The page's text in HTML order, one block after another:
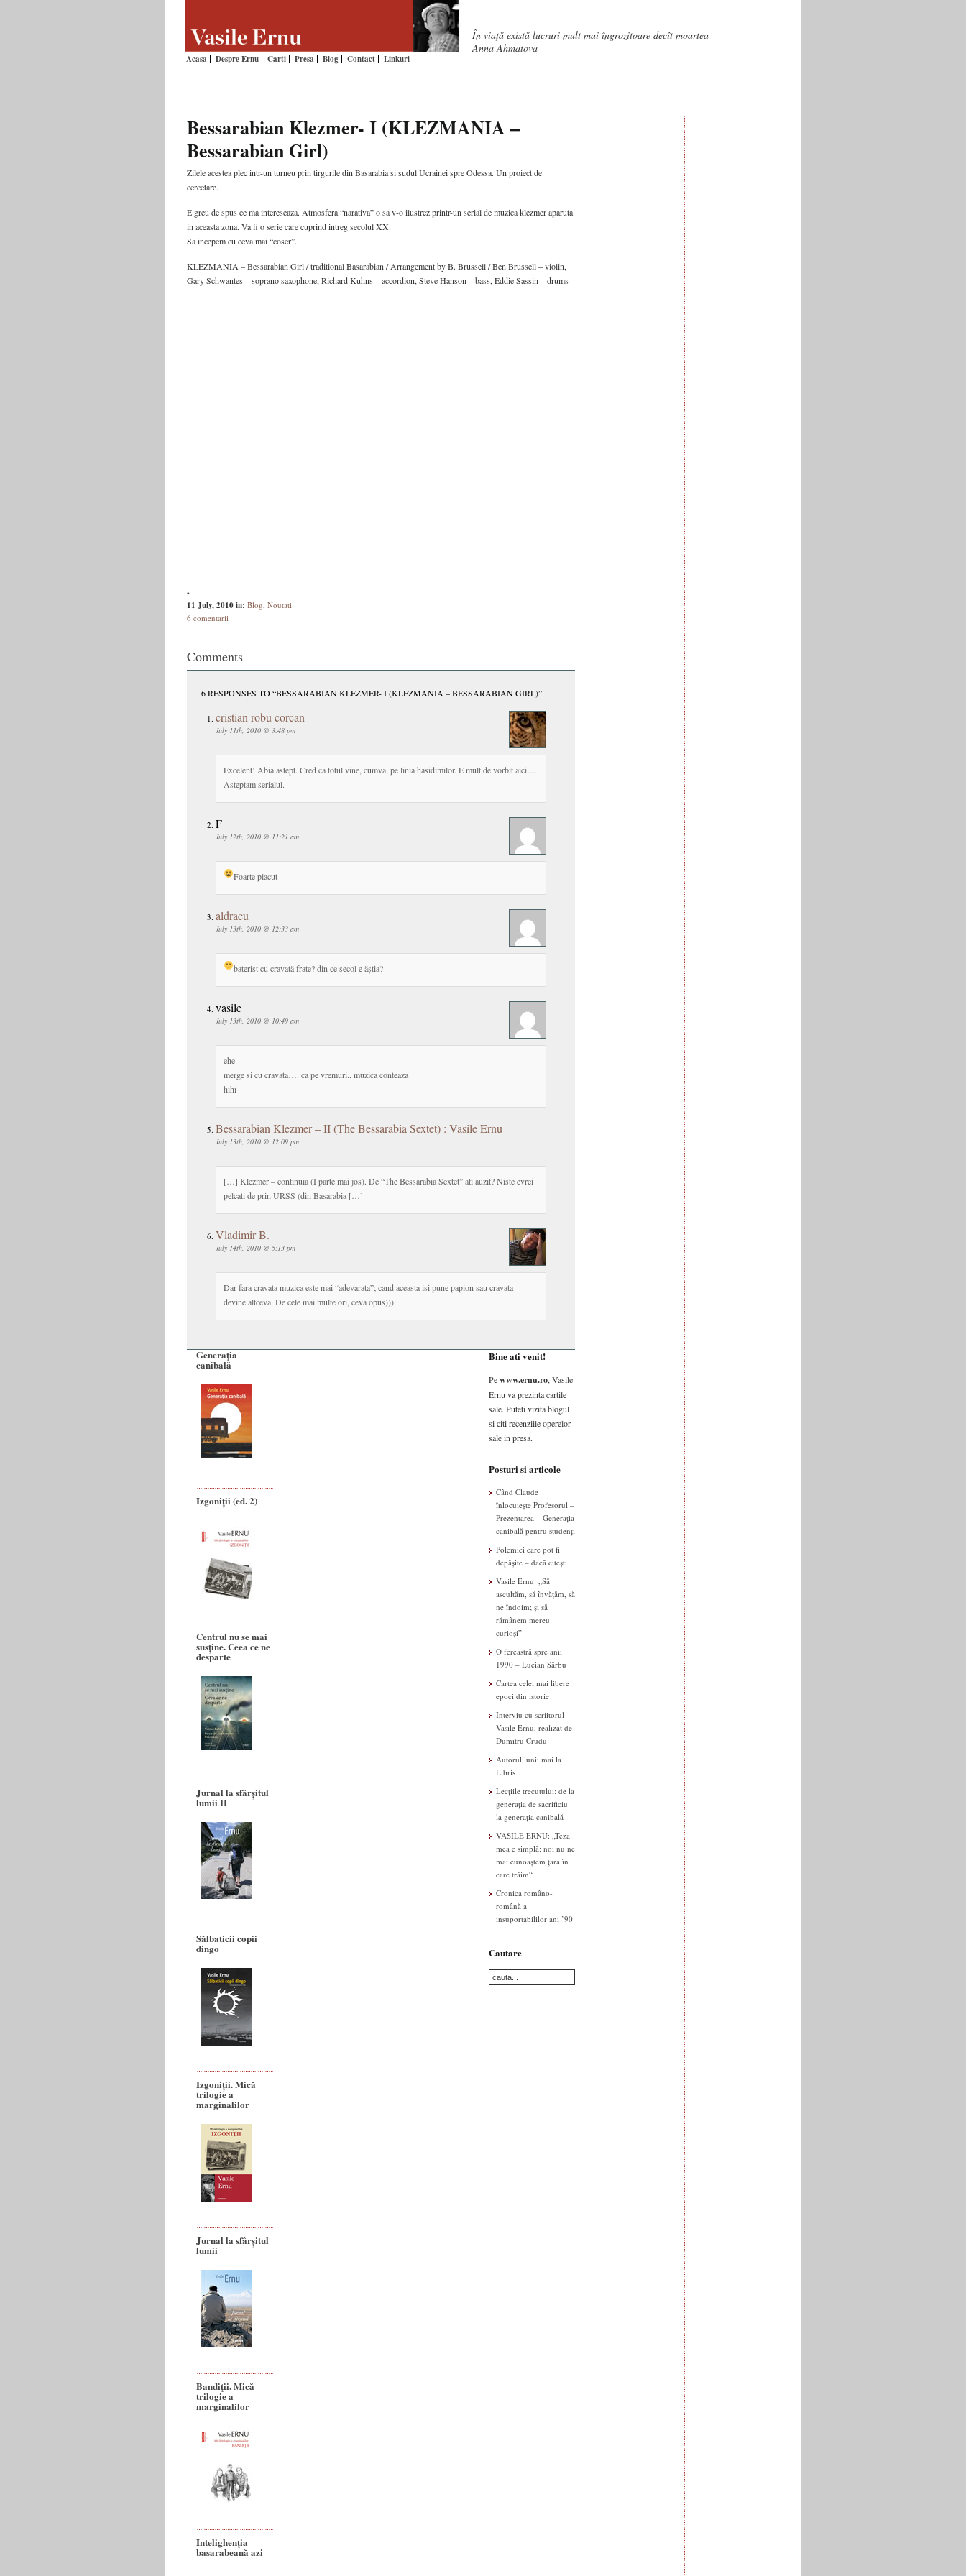
Acasa Despre Ernu Carti Presa Blog Contact Linkuri
În viaţă există lucruri mult mai îngrozitoare decît moartea
Anna Ahmatova
Bessarabian Klezmer- I (KLEZMANIA –
Bessarabian Girl)
Zilele acestea plec intr-un turneu prin tirgurile din Basarabia si sudul Ucrainei spre Odessa. Un proiect de
cercetare.
E greu de spus ce ma intereseaza. Atmosfera “narativa” o sa v-o ilustrez printr-un serial de muzica klezmer aparuta
in aceasta zona. Va fi o serie care cuprind intreg secolul XX.
Sa incepem cu ceva mai “coser”.
KLEZMANIA – Bessarabian Girl / traditional Basarabian / Arrangement by B. Brussell / Ben Brussell – violin,
Gary Schwantes – soprano saxophone, Richard Kuhns – accordion, Steve Hanson – bass, Eddie Sassin – drums
-
11 July, 2010in: Blog, Noutati
6 comentarii
Comments
6 RESPONSES TO “BESSARABIAN KLEZMER- I (KLEZMANIA – BESSARABIAN GIRL)”
cristian robu corcan
July 11th, 2010 @ 3:48 pm
Excelent! Abia astept. Cred ca totul vine, cumva, pe linia hasidimilor. E mult de vorbit aici…
Asteptam serialul.
F
July 12th, 2010 @ 11:21 am
Foarte placut
aldracu
July 13th, 2010 @ 12:33 am
baterist cu cravată frate? din ce secol e ăștia?
vasile
July 13th, 2010 @ 10:49 am
ehe
merge si cu cravata…. ca pe vremuri.. muzica conteaza
hihi
Bessarabian Klezmer – II (The Bessarabia Sextet) : Vasile Ernu
July 13th, 2010 @ 12:09 pm
[…] Klezmer – continuia (I parte mai jos). De “The Bessarabia Sextet” ati auzit? Niste evrei
pelcati de prin URSS (din Basarabia […]
Vladimir B.
July 14th, 2010 @ 5:13 pm
Dar fara cravata muzica este mai “adevarata”; cand aceasta isi pune papion sau cravata –
devine altceva. De cele mai multe ori, ceva opus)))
Generaţia
canibală
Izgoniții (ed. 2)
Centrul nu se mai
susține. Ceea ce ne
desparte
Jurnal la sfârșitul
lumii II
Sălbaticii copii
dingo
Izgoniții. Mică
trilogie a
marginalilor
Jurnal la sfârșitul
lumii
Bandiţii. Mică
trilogie a
marginalilor
Intelighenția
basarabeană azi
Bine ati venit!
Pewww.ernu.ro, Vasile
Ernu va prezinta cartile
sale. Puteti vizita blogul
si citi recenziile operelor
sale in presa.
Posturi si articole
Când Claude
înlocuiește Profesorul –
Prezentarea – Generația
canibală pentru studenți
Polemici care pot fi
depășite – dacă citești
Vasile Ernu: „Să
ascultăm, să învățăm, să
ne îndoim; și să
rămânem mereu
curioși”
O fereastră spre anii
1990 – Lucian Sârbu
Cartea celei mai libere
epoci din istorie
Interviu cu scriitorul
Vasile Ernu, realizat de
Dumitru Crudu
Autorul lunii mai la
Libris
Lecțiile trecutului: de la
generația de sacrificiu
la generația canibală
VASILE ERNU: „Teza
mea e simplă: noi nu ne
mai cunoaștem țara în
care trăim“
Cronica româno-
română a
insuportabililor ani ’90
Cautare